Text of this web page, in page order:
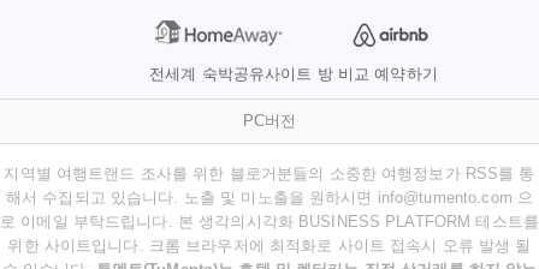
전세계 숙박공유사이트 방 비교 예약하기
PC버전
지역별 여행트랜드 조사를 위한 블로거분들의 소중한 여행정보가 RSS를 통
해서 수집되고 있습니다. 노출 및 미노출을 원하시면 info@tumento.com 으
로 이메일 부탁드립니다. 본 생각의시각화 BUSINESS PLATFORM 테스트를
위한 사이트입니다. 크롬 브라우저에 최적화로 사이트 접속시 오류 발생 될